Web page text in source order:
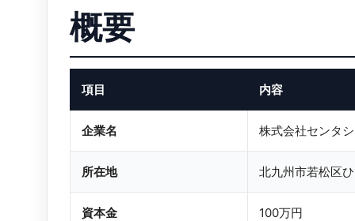
概要
項目 内容
企業名 株式会社センタ
所在地 北九州市若松区
資本金 100万円